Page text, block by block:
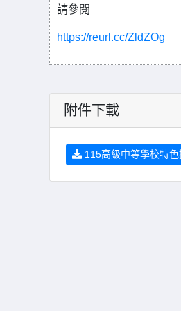
請參閱
https://reurl.cc/ZldZOg
附件下載
115高級中等學校特